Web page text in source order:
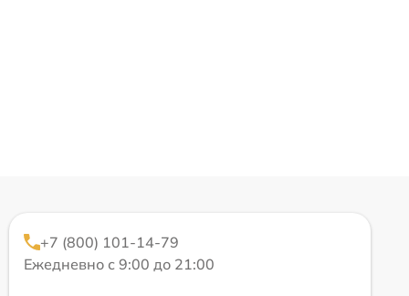
+7 (800) 101-14-79
Ежедневно с 9:00 до 21:00